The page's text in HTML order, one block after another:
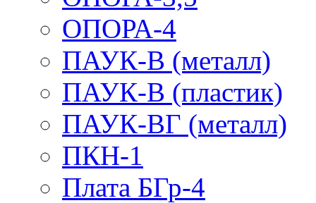
ОПОРА-4
ПАУК-В (металл)
ПАУК-В (пластик)
ПАУК-ВГ (металл)
ПКН-1
Плата БГр-4